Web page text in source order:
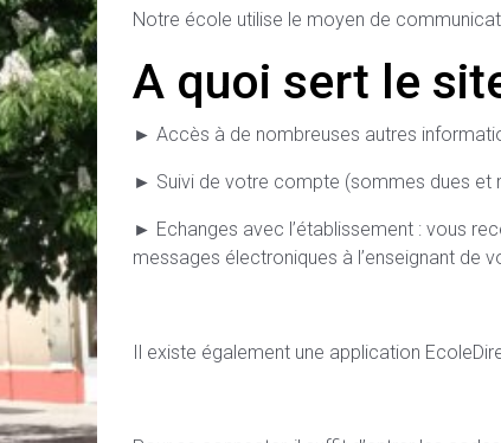
Notre école utilise le moyen de
A quoi sert le
► Accès à de nombreuses autres
► Suivi de votre compte (sommes dues et
► Echanges avec l’établissement : vous
messages électroniques à l’enseignant de
Il existe également une application